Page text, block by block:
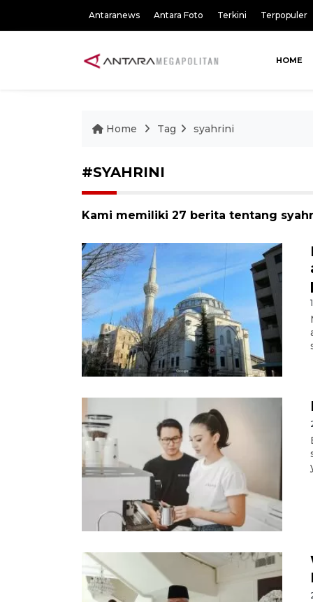
Antaranews Antara Foto Terkini Terpopuler
HOME
Home Tag syahrini
#SYAHRINI
Kami memiliki 27 berita tentang